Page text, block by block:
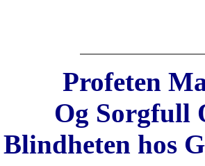
Profeten
Og Sorgfull
Blindheten hos